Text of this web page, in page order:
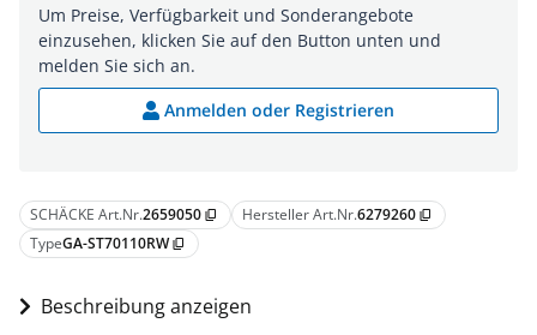
SCHÄCKE Art.Nr.2659050 content_copy Hersteller Art.Nr.6279260 content_copy
TypeGA-ST70110RW content_copy
Beschreibung anzeigen
Um Preise, Verfügbarkeit und Sonderangebote
einzusehen, klicken Sie auf den Button unten und
melden Sie sich an.
Anmelden oder Registrieren